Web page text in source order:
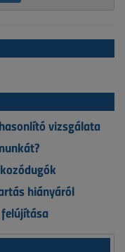
vizsgálata
hiányáról